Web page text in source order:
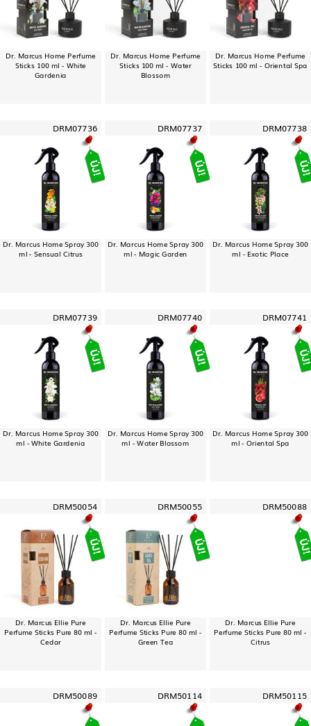
Dr. Marcus Home Perfume
Sticks 100 ml - White
Gardenia
Dr. Marcus Home Perfume
Sticks 100 ml - Water
Blossom
Dr. Marcus Home Perfume
Sticks 100 ml - Oriental Spa
DRM07736
Dr. Marcus Home Spray 300
ml - Sensual Citrus
DRM07737
Dr. Marcus Home Spray 300
ml - Magic Garden
DRM07738
Dr. Marcus Home Spray 300
ml - Exotic Place
DRM07739
Dr. Marcus Home Spray 300
ml - White Gardenia
DRM07740
Dr. Marcus Home Spray 300
ml - Water Blossom
DRM07741
Dr. Marcus Home Spray 300
ml - Oriental Spa
DRM50054
Dr. Marcus Ellie Pure
Perfume Sticks Pure 80 ml -
Cedar
DRM50055
Dr. Marcus Ellie Pure
Perfume Sticks Pure 80 ml -
Green Tea
DRM50088
Dr. Marcus Ellie Pure
Perfume Sticks Pure 80 ml -
Citrus
DRM50089 DRM50114 DRM50115